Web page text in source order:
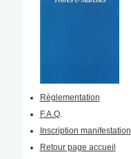
Règlementation
F.A.Q.
Inscription manifestation
Retour page accueil